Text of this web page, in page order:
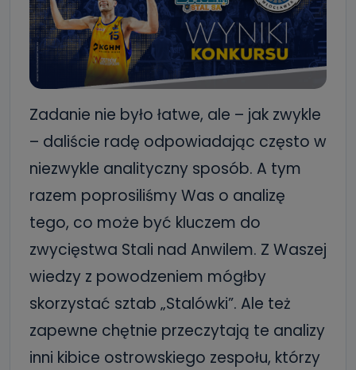
Zadanie nie było łatwe, ale – jak zwykle
– daliście radę odpowiadając często w
niezwykle analityczny sposób. A tym
razem poprosiliśmy Was o analizę
tego, co może być kluczem do
zwycięstwa Stali nad Anwilem. Z Waszej
wiedzy z powodzeniem mógłby
skorzystać sztab „Stalówki”. Ale też
zapewne chętnie przeczytają te analizy
inni kibice ostrowskiego zespołu, którzy